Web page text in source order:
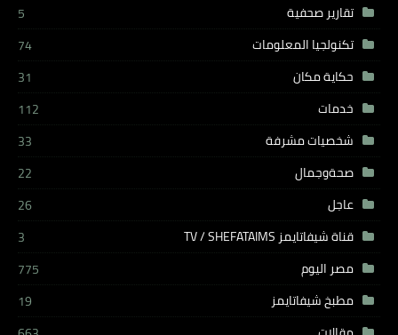
تقارير صحفية
5
تكنولجيا المعلومات
74
حكاية مكان
31
خدمات
112
شخصيات مشرفة
33
صحةوجمال
22
عاجل
26
قناة شيفاتايمز TV / SHEFATAIMS
3
مصر اليوم
775
مطبخ شيفاتايمز
19